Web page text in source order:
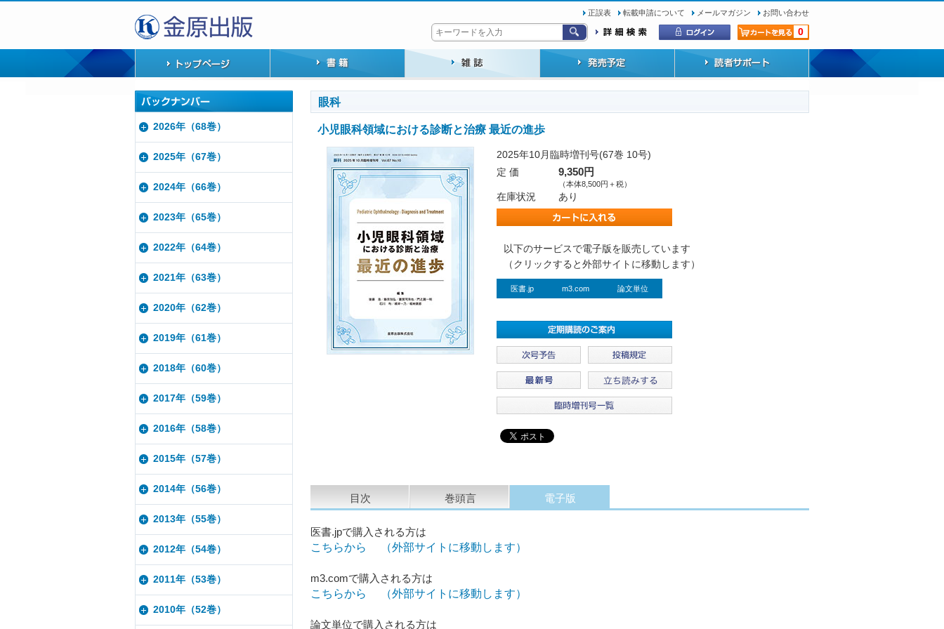
正誤表 転載申請について メールマガジン お問い合わせ
0
眼科
小児眼科領域における診断と治療 最近の進歩
2025年10月臨時増刊号(67巻 10号)
定 価
9,350円
（本体8,500円＋税）
在庫状況 あり
以下のサービスで電子版を販売しています
（クリックすると外部サイトに移動します）
医書.jp m3.com 論文単位
目次 巻頭言 電子版
医書.jpで購入される方は
こちらから （外部サイトに移動します）
m3.comで購入される方は
こちらから （外部サイトに移動します）
論文単位で購入される方は
2026年（68巻）
2025年（67巻）
2024年（66巻）
2023年（65巻）
2022年（64巻）
2021年（63巻）
2020年（62巻）
2019年（61巻）
2018年（60巻）
2017年（59巻）
2016年（58巻）
2015年（57巻）
2014年（56巻）
2013年（55巻）
2012年（54巻）
2011年（53巻）
2010年（52巻）